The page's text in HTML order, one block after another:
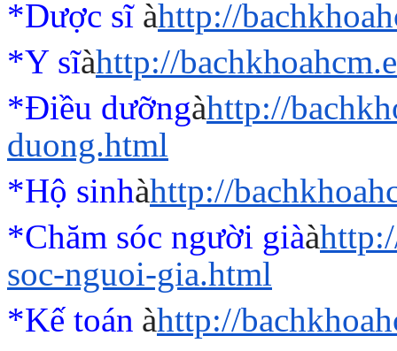
*Dược sĩ àhttp://
*Y sĩàhttp://
*Điều dưỡngàhttp://
duong.html
*Hộ sinhàhttp://
*Chăm sóc người giàà
soc-nguoi-gia.html
*Kế toán àhttp://